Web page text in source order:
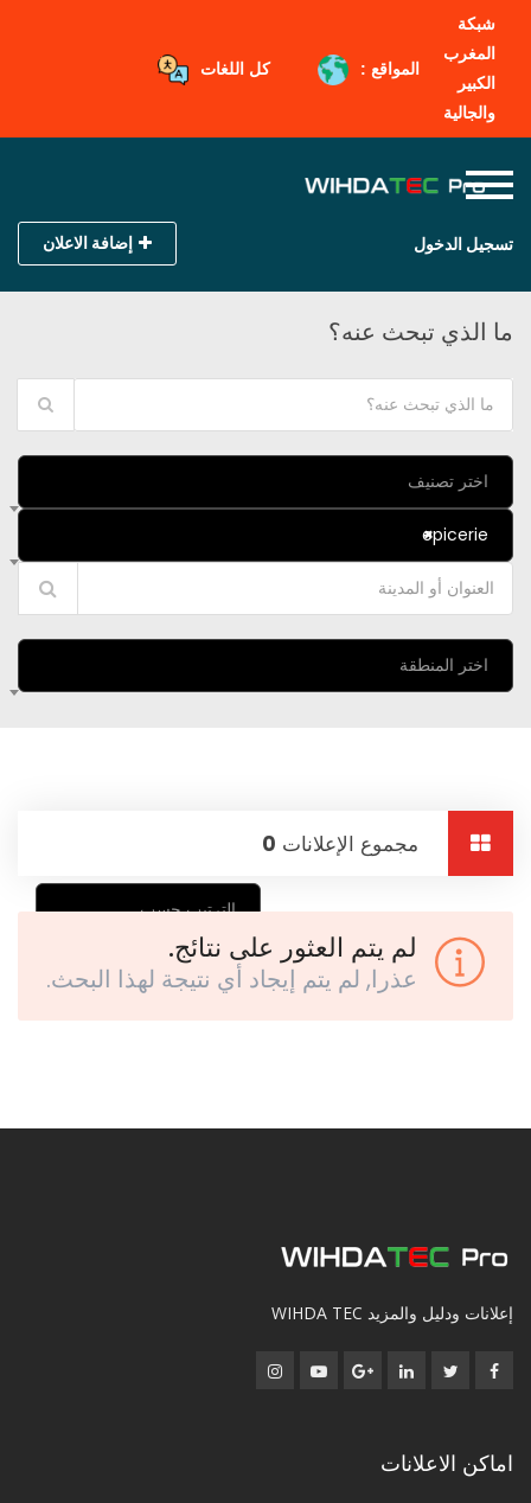
شبكة
المغرب
الكبير
والجالية
المواقع : كل اللغات
تسجيل الدخول إضافة الاعلان
ما الذي تبحث عنه؟
اختر تصنيف
×
epicerie
اختر المنطقة
مجموع الإعلانات 0
الترتيب حسب
لم يتم العثور على نتائج.
عذرا, لم يتم إيجاد أي نتيجة لهذا البحث.
إعلانات ودليل والمزيد WIHDA TEC
اماكن الاعلانات